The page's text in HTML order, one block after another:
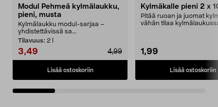
Modul Pehmeä kylmälaukku,
pieni, musta
Kylmälaukku modul-sarjaa –
yhdistettävissä sa...
Tilavuus: 2 l
3,49 4,99
Lisää ostoskoriin
Kylmäkalle pieni 2 x
Pitää ruoan ja juomat
vähän tilaa
1,99
Lisää ostoskoriin